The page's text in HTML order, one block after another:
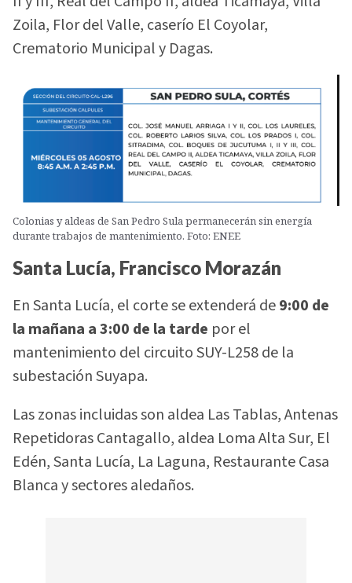
Zoila, Flor del Valle, caserío El Coyolar,
Crematorio Municipal y Dagas.
Colonias y aldeas de San Pedro Sula permanecerán sin energía
durante trabajos de mantenimiento. Foto: ENEE
Santa Lucía, Francisco Morazán
En Santa Lucía, el corte se extenderá de9:00 de
la mañana a 3:00 de la tarde por el
mantenimiento del circuito SUY-L258 de la
subestación Suyapa.
Las zonas incluidas son aldea Las Tablas, Antenas
Repetidoras Cantagallo, aldea Loma Alta Sur, El
Edén, Santa Lucía, La Laguna, Restaurante Casa
Blanca y sectores aledaños.